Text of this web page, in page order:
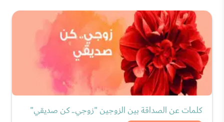
كلمات عن الصداقة بين الزوجين "زوجي.. كن صديقي"